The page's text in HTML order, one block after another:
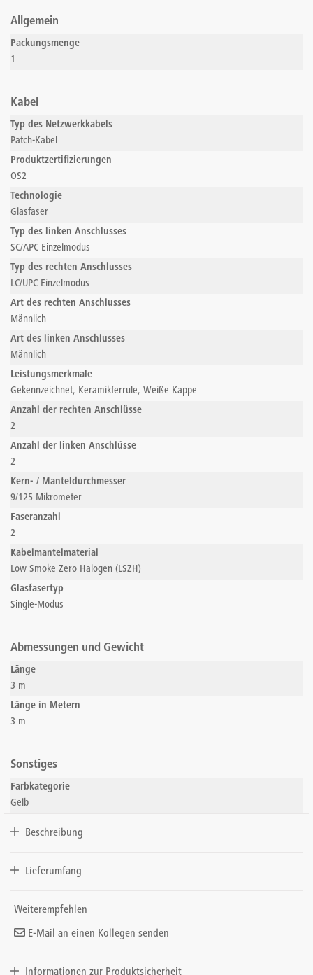
Allgemein
Packungsmenge
1
Kabel
Typ des Netzwerkkabels
Patch-Kabel
Produktzertifizierungen
OS2
Technologie
Glasfaser
Typ des linken Anschlusses
SC/APC Einzelmodus
Typ des rechten Anschlusses
LC/UPC Einzelmodus
Art des rechten Anschlusses
Männlich
Art des linken Anschlusses
Männlich
Leistungsmerkmale
Gekennzeichnet, Keramikferrule, Weiße Kappe
Anzahl der rechten Anschlüsse
2
Anzahl der linken Anschlüsse
2
Kern- / Manteldurchmesser
9/125 Mikrometer
Faseranzahl
2
Kabelmantelmaterial
Low Smoke Zero Halogen (LSZH)
Glasfasertyp
Single-Modus
Abmessungen und Gewicht
Länge
3 m
Länge in Metern
3 m
Sonstiges
Farbkategorie
Gelb
Beschreibung
Lieferumfang
Weiterempfehlen
E-Mail an einen Kollegen senden
Informationen zur Produktsicherheit